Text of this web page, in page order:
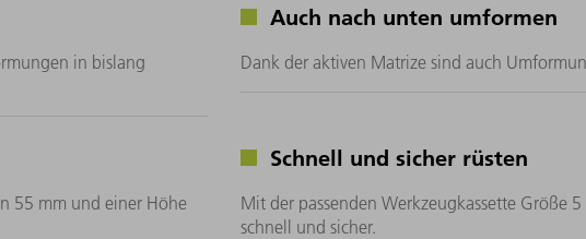
in bislang
Auch nach unten umformen
Dank der aktiven Matrize sind auch
55 mm und einer Höhe
Schnell und sicher rüsten
Mit der passenden Werkzeugkassette Größe
schnell und sicher.